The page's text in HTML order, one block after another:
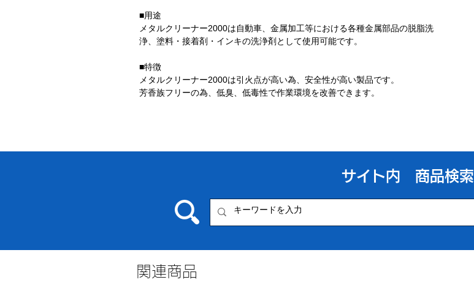
■用途
メタルクリーナー2000は自動車、金属加工等における各種金属部品の脱脂洗
浄、塗料・接着剤・インキの洗浄剤として使用可能です。
■特徴
メタルクリーナー2000は引火点が高い為、安全性が高い製品です。
芳香族フリーの為、低臭、低毒性で作業環境を改善できます。
​サイト内 商品検索
関連商品